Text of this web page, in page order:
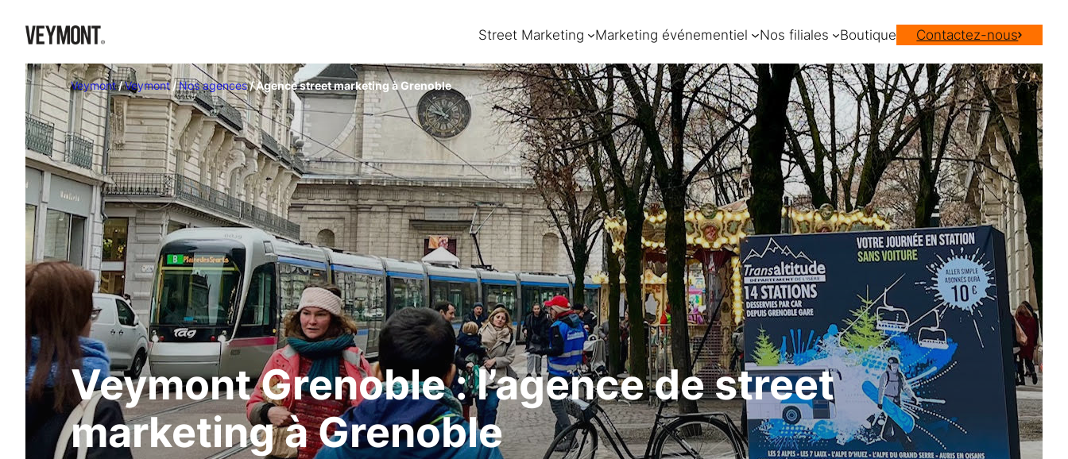
Street Marketing Marketing événementiel Nos filiales Boutique Contactez-nous
Veymont/Veymont/Nos agences/Agence street marketing à Grenoble
Veymont Grenoble : l’agence de street
marketing à Grenoble